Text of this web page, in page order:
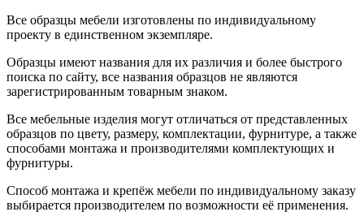
Все образцы мебели изготовлены по индивидуальному
проекту в единственном экземпляре.
Образцы имеют названия для их различия и более быстрого
поиска по сайту, все названия образцов не являются
зарегистрированным товарным знаком.
Все мебельные изделия могут отличаться от представленных
образцов по цвету, размеру, комплектации, фурнитуре, а также
способами монтажа и производителями комплектующих и
фурнитуры.
Способ монтажа и крепёж мебели по индивидуальному заказу
выбирается производителем по возможности её применения.